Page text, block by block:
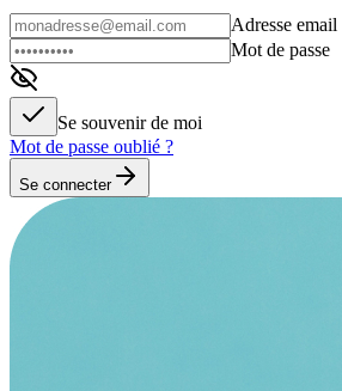
Adresse email
Mot de passe
Se souvenir de moi
Mot de passe oublié ?
Se connecter